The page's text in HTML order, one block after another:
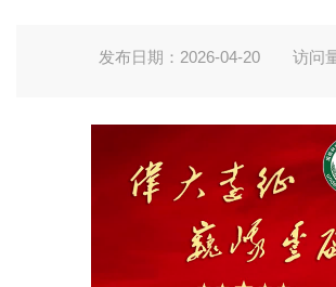
发布日期：2026-04-20 访问